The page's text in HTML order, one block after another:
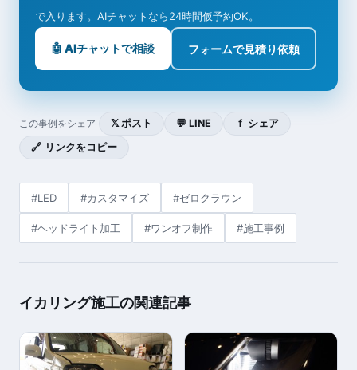
で入ります。AIチャットなら24時間仮予約OK。
🤖 AIチャットで相談 フォームで見積り依頼
この事例をシェア 𝕏 ポスト 💬 LINE
ｆ シェア
🔗 リンクをコピー
#LED #カスタマイズ #ゼロクラウン
#ヘッドライト加工 #ワンオフ制作 #施工事例
イカリング施工の関連記事